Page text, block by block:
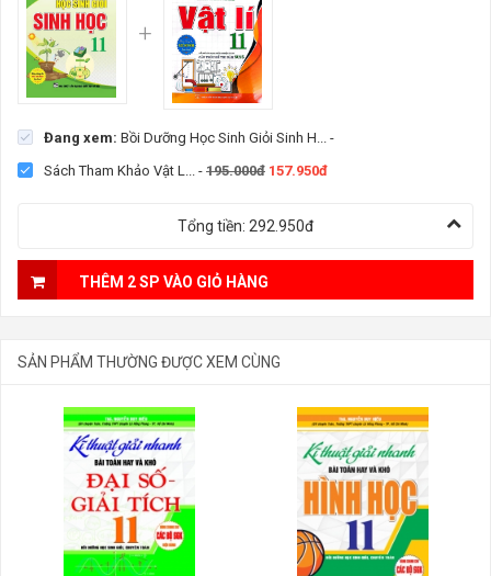
Đang xem: Bồi Dưỡng Học Sinh Giỏi Sinh H...
-
Sách Tham Khảo Vật L...
- 195.000đ 157.950đ
Tổng tiền: 292.950đ
THÊM 2 SP VÀO GIỎ HÀNG
SẢN PHẨM THƯỜNG ĐƯỢC XEM CÙNG